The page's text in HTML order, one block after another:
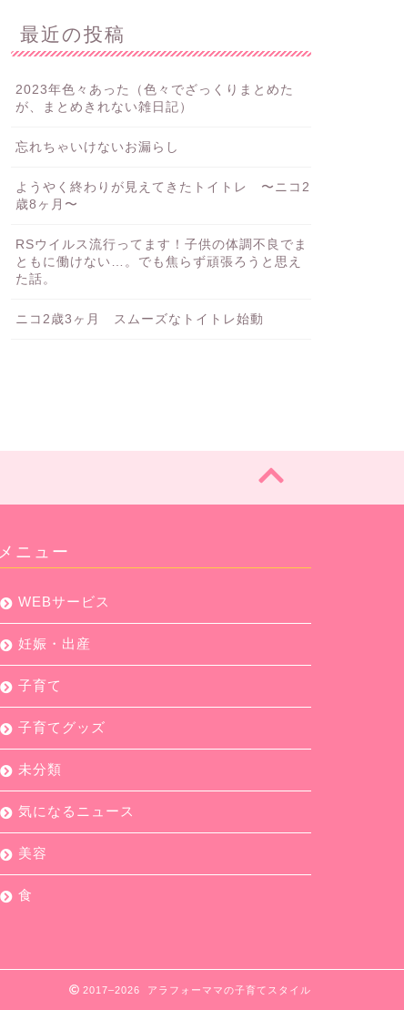
最近の投稿
2023年色々あった（色々でざっくりまとめた
が、まとめきれない雑日記）
忘れちゃいけないお漏らし
ようやく終わりが見えてきたトイトレ 〜ニコ2
歳8ヶ月〜
RSウイルス流行ってます！子供の体調不良でま
ともに働けない…。でも焦らず頑張ろうと思え
た話。
ニコ2歳3ヶ月 スムーズなトイトレ始動
メニュー
WEBサービス
妊娠・出産
子育て
子育てグッズ
未分類
気になるニュース
美容
食
2017–2026 アラフォーママの子育てスタイル